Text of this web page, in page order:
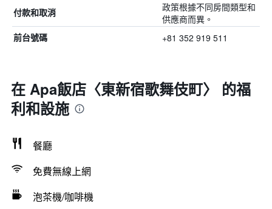
付款和取消
政策根據不同房間類型和
供應商而異。
前台號碼 +81 352 919 511
在 Apa飯店〈東新宿歌舞伎町〉 的福
利和設施
餐廳
免費無線上網
泡茶機/咖啡機